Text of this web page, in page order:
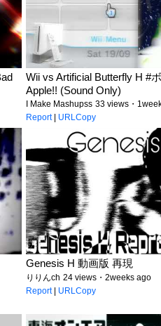
Wii vs Artificial Butterfly H #
Apple!! (Sound Only)
I Make Mashupss 33 views・
Report| URLCopy
Genesis H 動画版 再現
りりんch 24 views・2weeks ago
Report| URLCopy